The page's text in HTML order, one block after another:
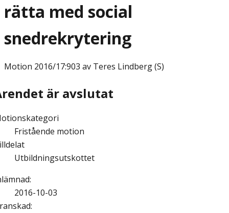
rätta med social
snedrekrytering
Motion 2016/17:903 av Teres Lindberg (S)
är avslutat
Fristående motion
Utbildningsutskottet
:
2016-10-03
: